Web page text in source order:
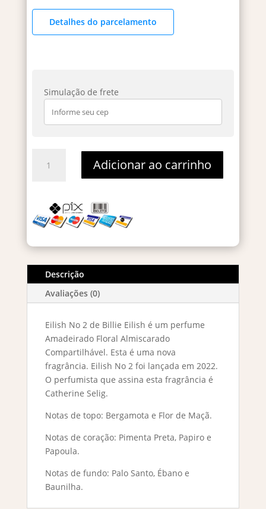
Detalhes do parcelamento
Simulação de frete
Decant
2ml
Adicionar ao carrinho
Descrição
Avaliações (0)
Eilish No 2 de Billie Eilish é um perfume
Amadeirado Floral Almiscarado
Compartilhável. Esta é uma nova
fragrância. Eilish No 2 foi lançada em 2022.
O perfumista que assina esta fragrância é
Catherine Selig.
Notas de topo: Bergamota e Flor de Maçã.
Notas de coração: Pimenta Preta, Papiro e
Papoula.
Notas de fundo: Palo Santo, Ébano e
Baunilha.